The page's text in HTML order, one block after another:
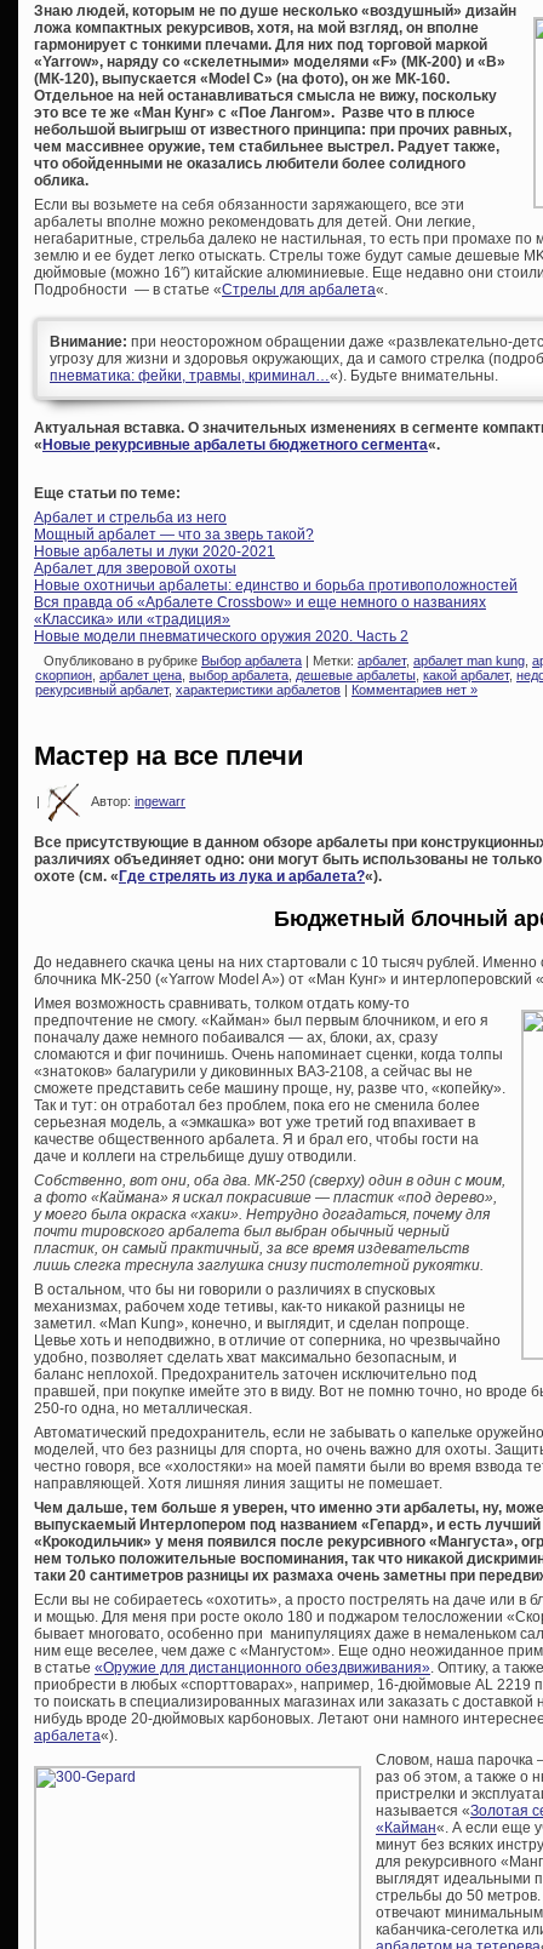
Знаю людей, которым не по душе несколько «воздушный» дизайн
ложа компактных рекурсивов, хотя, на мой взгляд, он вполне
гармонирует с тонкими плечами. Для них под торговой маркой
«Yarrow», наряду со «скелетными» моделями «F» (МК-200) и «B»
(МК-120), выпускается «Model C» (на фото), он же МК-160.
Отдельное на ней останавливаться смысла не вижу, поскольку
это все те же «Ман Кунг» с «Пое Лангом». Разве что в плюсе
небольшой выигрыш от известного принципа: при прочих равных,
чем массивнее оружие, тем стабильнее выстрел. Радует также,
что обойденными не оказались любители более солидного
облика.
Если вы возьмете на себя обязанности заряжающего, все эти
арбалеты вполне можно рекомендовать для детей. Они легкие,
негабаритные, стрельба далеко не настильная, то есть при промахе по
землю и ее будет легко отыскать. Стрелы тоже будут самые дешевые
дюймовые (можно 16″) китайские алюминиевые. Еще недавно они
Подробности — в статье «Стрелы для арбалета«.
Внимание: при неосторожном обращении даже «развлекательно-
угрозу для жизни и здоровья окружающих, да и самого стрелка
пневматика: фейки, травмы, криминал…«). Будьте внимательны.
Актуальная вставка. О значительных изменениях в сегменте
«Новые рекурсивные арбалеты бюджетного сегмента«.
Еще статьи по теме:
Арбалет и стрельба из него
Мощный арбалет — что за зверь такой?
Новые арбалеты и луки 2020-2021
Арбалет для зверовой охоты
Новые охотничьи арбалеты: единство и борьба противоположностей
Вся правда об «Арбалете Crossbow» и еще немного о названиях
«Классика» или «традиция»
Новые модели пневматического оружия 2020. Часть 2
Опубликовано в рубрике Выбор арбалета | Метки: арбалет, арбалет man kung
скорпион арбалет цена выбор арбалета дешевые арбалеты какой арбалет,
рекурсивный арбалет, характеристики арбалетов | Комментариев нет »
Мастер на все плечи
| Автор: ingewarr
Все присутствующие в данном обзоре арбалеты при
различиях объединяет одно: они могут быть использованы не
охоте (см. «Где стрелять из лука и арбалета?«).
Бюджетный блочный
До недавнего скачка цены на них стартовали с 10 тысяч рублей. Именно
блочника МК-250 («Yarrow Model A») от «Ман Кунг» и интерлоперовский
Имея возможность сравнивать, толком отдать кому-то
предпочтение не смогу. «Кайман» был первым блочником, и его я
поначалу даже немного побаивался — ах, блоки, ах, сразу
сломаются и фиг починишь. Очень напоминает сценки, когда толпы
«знатоков» балагурили у диковинных ВАЗ-2108, а сейчас вы не
сможете представить себе машину проще, ну, разве что, «копейку».
Так и тут: он отработал без проблем, пока его не сменила более
серьезная модель, а «эмкашка» вот уже третий год впахивает в
качестве общественного арбалета. Я и брал его, чтобы гости на
даче и коллеги на стрельбище душу отводили.
Собственно, вот они, оба два. МК-250 (сверху) один в один с моим,
а фото «Каймана» я искал покрасивше — пластик «под дерево»,
у моего была окраска «хаки». Нетрудно догадаться, почему для
почти тировского арбалета был выбран обычный черный
пластик, он самый практичный, за все время издевательств
лишь слегка треснула заглушка снизу пистолетной рукоятки.
В остальном, что бы ни говорили о различиях в спусковых
механизмах, рабочем ходе тетивы, как-то никакой разницы не
заметил. «Man Kung», конечно, и выглядит, и сделан попроще.
Цевье хоть и неподвижно, в отличие от соперника, но чрезвычайно
удобно, позволяет сделать хват максимально безопасным, и
баланс неплохой. Предохранитель заточен исключительно под
правшей, при покупке имейте это в виду. Вот не помню точно, но вроде
250-го одна, но металлическая.
Автоматический предохранитель, если не забывать о капельке
моделей, что без разницы для спорта, но очень важно для охоты.
честно говоря, все «холостяки» на моей памяти были во время взвода
направляющей. Хотя лишняя линия защиты не помешает.
Чем дальше, тем больше я уверен, что именно эти арбалеты, ну,
выпускаемый Интерлопером под названием «Гепард», и есть
«Крокодильчик» у меня появился после рекурсивного «Мангуста»,
нем только положительные воспоминания, так что никакой
таки 20 сантиметров разницы их размаха очень заметны при
Если вы не собираетесь «охотить», а просто пострелять на даче или в
и мощью. Для меня при росте около 180 и поджаром телосложении
бывает многовато, особенно при манипуляциях даже в немаленьком
ним еще веселее, чем даже с «Мангустом». Еще одно неожиданное
в статье «Оружие для дистанционного обездвиживания» . Оптику, а
приобрести в любых «спорттоварах», например, 16-дюймовые AL 2219
то поискать в специализированных магазинах или заказать с
нибудь вроде 20-дюймовых карбоновых. Летают они намного
арбалета«).
Словом, наша парочка
раз об этом, а также о
пристрелки и
называется «Золотая
«Кайман«. А если еще
минут без всяких
для рекурсивного
выглядят идеальными
стрельбы до 50
отвечают
кабанчика-сеголетка